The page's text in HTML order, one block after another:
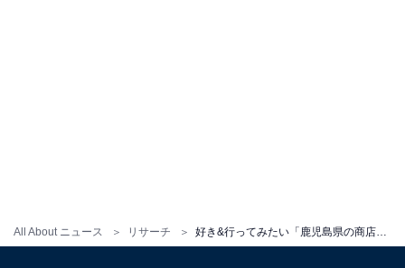
All About ニュース リサーチ